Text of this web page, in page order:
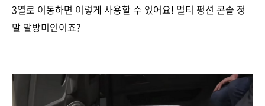
3열로 이동하면 이렇게 사용할 수 있어요! 멀티 펑션 콘솔 정
말 팔방미인이죠?